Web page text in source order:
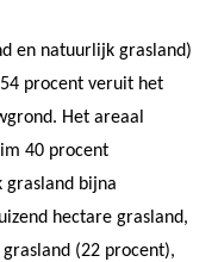
en natuurlijk grasland)
procent veruit het
Het areaal
40 procent
bijna
hectare grasland,
(22 procent),